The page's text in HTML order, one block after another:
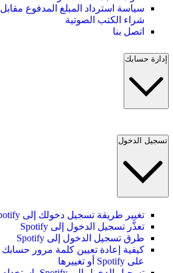
سياسة استرداد المبلغ المدفوع مقابل
شراء الكتب الصوتية
اتصل بنا
إدارة حسابك
تسجيل الدخول
تغيير طريقة تسجيل دخولك إلى Spotify
تعذَّر تسجيل الدخول إلى Spotify
طرق تسجيل الدخول إلى Spotify
كيفية إعادة تعيين كلمة مرور حسابك
على Spotify أو تغييرها